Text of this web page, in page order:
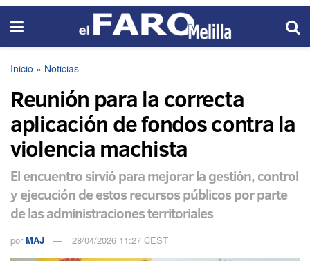
Inicio » Noticias
Reunión para la correcta
aplicación de fondos contra la
violencia machista
El encuentro sirvió para mejorar la gestión, control
y ejecución de estos recursos públicos por parte
de las administraciones territoriales
por MAJ 28/04/2026 11:27 CEST